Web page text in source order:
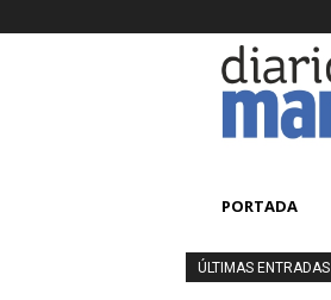
PORTADA
ÚLTIMAS ENTRADAS